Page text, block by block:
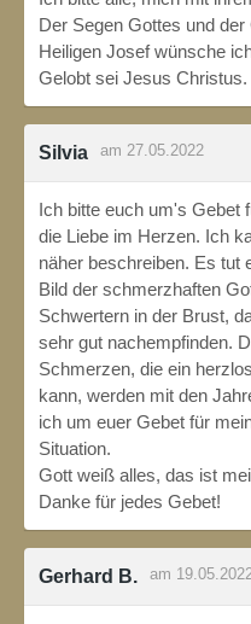
Der Segen Gottes und
Heiligen Josef wünsche
Gelobt sei Jesus Christus.
Silvia am 27.05.2022
Ich bitte euch um's Gebet
die Liebe im Herzen. Ich
näher beschreiben. Es tut
Bild der schmerzhaften
Schwertern in der Brust,
sehr gut nachempfinden.
Schmerzen, die ein
kann, werden mit den
ich um euer Gebet für
Situation.
Gott weiß alles, das ist
Danke für jedes Gebet!
Gerhard B. am